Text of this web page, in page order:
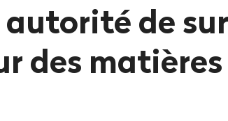
autorité de
des